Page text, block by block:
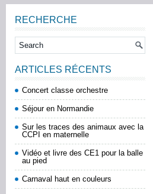
RECHERCHE
ARTICLES RÉCENTS
Concert classe orchestre
Séjour en Normandie
Sur les traces des animaux avec la
CCPI en maternelle
Vidéo et livre des CE1 pour la balle
au pied
Carnaval haut en couleurs